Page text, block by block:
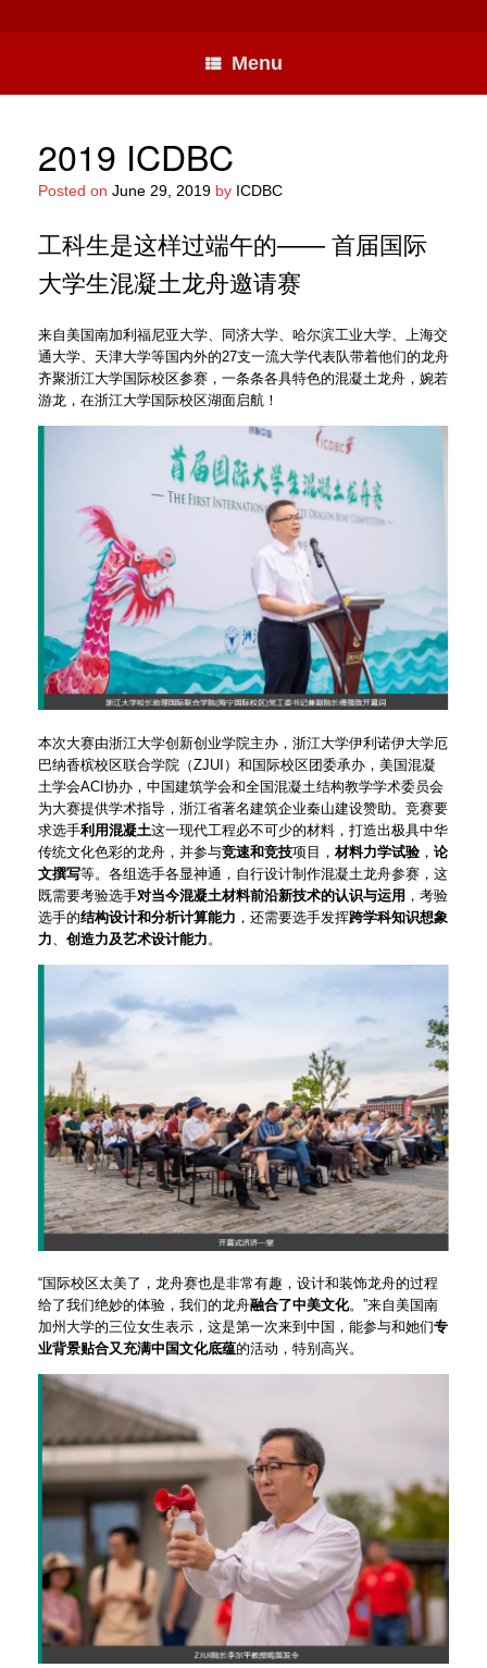
Menu
2019 ICDBC
Posted on June 29, 2019 by ICDBC
工科生是这样过端午的—— 首届国际
大学生混凝土龙舟邀请赛
来自美国南加利福尼亚大学、同济大学、哈尔滨工业大学、上海交
通大学、天津大学等国内外的27支一流大学代表队带着他们的龙舟
齐聚浙江大学国际校区参赛，一条条各具特色的混凝土龙舟，婉若
游龙，在浙江大学国际校区湖面启航！
本次大赛由浙江大学创新创业学院主办，浙江大学伊利诺伊大学厄
巴纳香槟校区联合学院（ZJUI）和国际校区团委承办，美国混凝
土学会ACI协办，中国建筑学会和全国混凝土结构教学学术委员会
为大赛提供学术指导，浙江省著名建筑企业秦山建设赞助。竞赛要
求选手利用混凝土这一现代工程必不可少的材料，打造出极具中华
传统文化色彩的龙舟，并参与竞速和竞技项目， 材料力学试验， 论
文撰写等。各组选手各显神通，自行设计制作混凝土龙舟参赛，这
既需要考验选手对当今混凝土材料前沿新技术的认识与运用 ，考验
选手的结构设计和分析计算能力 ，还需要选手发挥跨学科知识想象
力
创造力及艺术设计能力 。
“国际校区太美了，龙舟赛也是非常有趣，设计和装饰龙舟的过程
给了我们绝妙的体验，我们的龙舟融合了中美文化。”来自美国南
加州大学的三位女生表示，这是第一次来到中国，能参与和她们专
业背景贴合又充满中国文化底蕴的活动，特别高兴。